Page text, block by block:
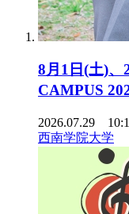
8月1日(土)、
CAMPUS
2026.07.29
西南学院大学